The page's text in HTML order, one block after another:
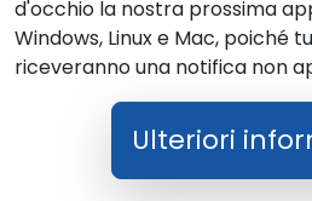
d'occhio la nostra prossima
Windows, Linux e Mac, poiché
riceveranno una notifica non
Ulteriori